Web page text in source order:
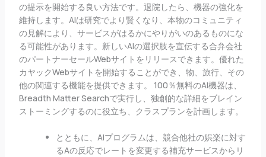
の提示を開始する良い方法です。退院したら、機器の強化を
維持します。AIは研究でより賢くなり、本物のコミュニティ
の見解により、サービスがはるかにやりがいのあるものにな
る可能性があります。新しいAIの選択肢を宣伝する合弁会社
のパートナーセールWebサイトをリリースできます。優れた
カヤックWebサイトを開始することができ、物、旅行、その
他の関連する機能を提供できます。 100％無料のAI機器は、
Breadth Matter Searchで実行し、独創的な詳細をブレイン
ストーミングするのに役立ち、クラスプランを計画します。
とともに、AIプログラムは、競合他社の娯楽に対す
るAの反応でレートを変更する補充サービスからリ